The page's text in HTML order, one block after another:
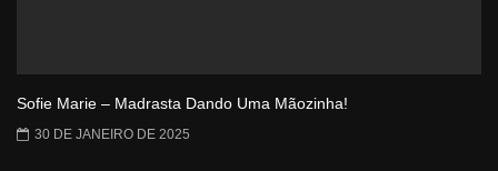
Sofie Marie – Madrasta Dando Uma Mãozinha!
30 DE JANEIRO DE 2025